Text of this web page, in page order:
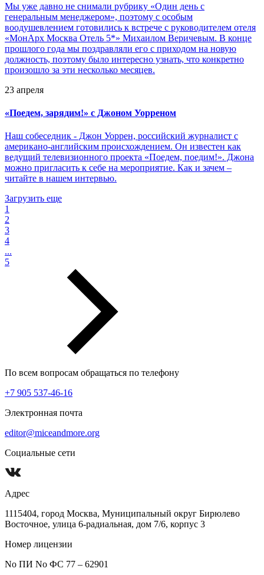
Мы уже давно не снимали рубрику «Один день с
генеральным менеджером», поэтому с особым
воодушевлением готовились к встрече с руководителем отеля
«МонАрх Москва Отель 5*» Михаилом Веричевым. В конце
прошлого года мы поздравляли его с приходом на новую
должность, поэтому было интересно узнать, что конкретно
произошло за эти несколько месяцев.
23 апреля
«Поедем, зарядим!» с Джоном Уорреном
Наш собеседник - Джон Уоррен, российский журналист с
американо-английским происхождением. Он известен как
ведущий телевизионного проекта «Поедем, поедим!». Джона
можно пригласить к себе на мероприятие. Как и зачем –
читайте в нашем интервью.
Загрузить еще
1
2
3
4
...
5
По всем вопросам обращаться по телефону
+7 905 537-46-16
Электронная почта
editor@miceandmore.org
Социальные сети
Адрес
1115404, город Москва, Муниципальный округ Бирюлево
Восточное, улица 6-радиальная, дом 7/6, корпус 3
Номер лицензии
No ПИ No ФС 77 – 62901